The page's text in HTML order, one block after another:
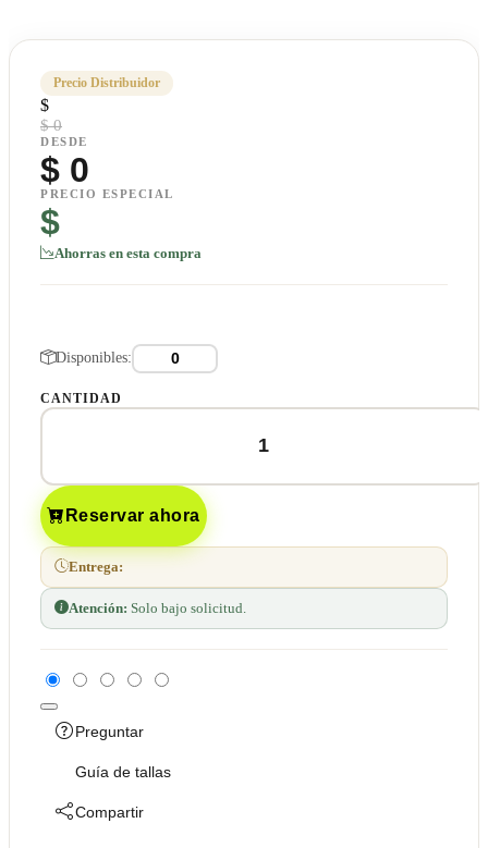
Precio Distribuidor
$
$ 0
DESDE
$ 0
PRECIO ESPECIAL
$
Ahorras en esta compra
Disponibles:
CANTIDAD
Reservar ahora
Entrega:
Atención: Solo bajo solicitud.
Preguntar
Guía de tallas
Compartir